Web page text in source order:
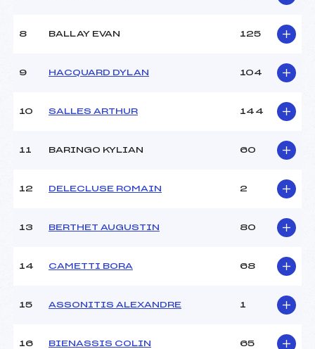
OCEANE ()
Ouvreurs C :
BEAU
12h30
Ouvreurs B :
Ouvreurs D :
-2
Température arrivée :
-1
8 BALLAY EVAN 125
9 HACQUARD DYLAN 104
10 SALLES ARTHUR 144
11 BARINGO KYLIAN 60
12 DELECLUSE ROMAIN 2
13 BERTHET AUGUSTIN 80
14 CAMETTI BORA 68
15 ASSONITIS ALEXANDRE 1
16 BIENASSIS COLIN 65